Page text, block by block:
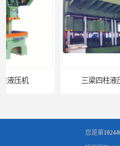
三梁四柱液压机厂家
您是第